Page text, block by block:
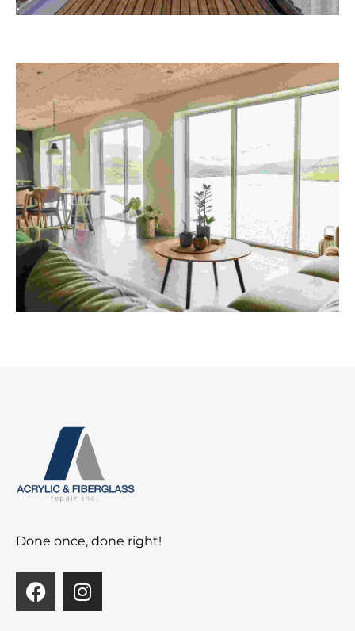
Done once, done right!